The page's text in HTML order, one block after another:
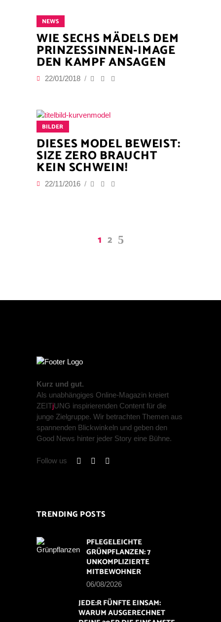
NEWS
WIE SECHS MÄDELS DEM
PRINZESSINNEN-IMAGE
DEN KAMPF ANSAGEN
22/01/2018
BILDER
DIESES MODEL BEWEIST:
SIZE ZERO BRAUCHT
KEIN SCHWEIN!
22/11/2016
1 2
Kurz und gut.
Als unabhängiges Online-Magazin kreiert
ZEITjUNG inspirierenden Content für die
junge Zielgruppe. Wir betrachten Themen aus
spannenden Blickwinkeln und geben den
Good News hinter jeder Story eine Bühne.
Follow us
TRENDING POSTS
PFLEGELEICHTE
GRÜNPFLANZEN: 7
UNKOMPLIZIERTE
MITBEWOHNER
06/08/2026
JEDE:R FÜNFTE EINSAM:
WARUM AUSGERECHNET